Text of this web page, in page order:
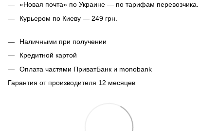
«Новая почта» по Украине — по тарифам перевозчика.
Курьером по Киеву — 249 грн.
Наличными при получении
Кредитной картой
Оплата частями ПриватБанк и monobank
Гарантия от производителя 12 месяцев